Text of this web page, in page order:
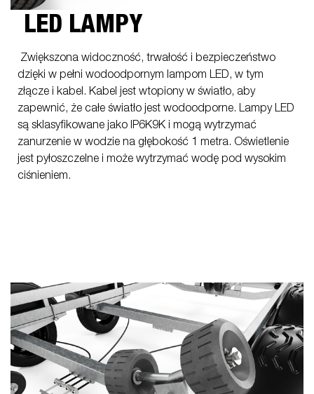
LED LAMPY
Zwiększona widoczność, trwałość i bezpieczeństwo
dzięki w pełni wodoodpornym lampom LED, w tym
złącze i kabel. Kabel jest wtopiony w światło, aby
zapewnić, że całe światło jest wodoodporne. Lampy LED
są sklasyfikowane jako IP6K9K i mogą wytrzymać
zanurzenie w wodzie na głębokość 1 metra. Oświetlenie
jest pyłoszczelne i może wytrzymać wodę pod wysokim
ciśnieniem.